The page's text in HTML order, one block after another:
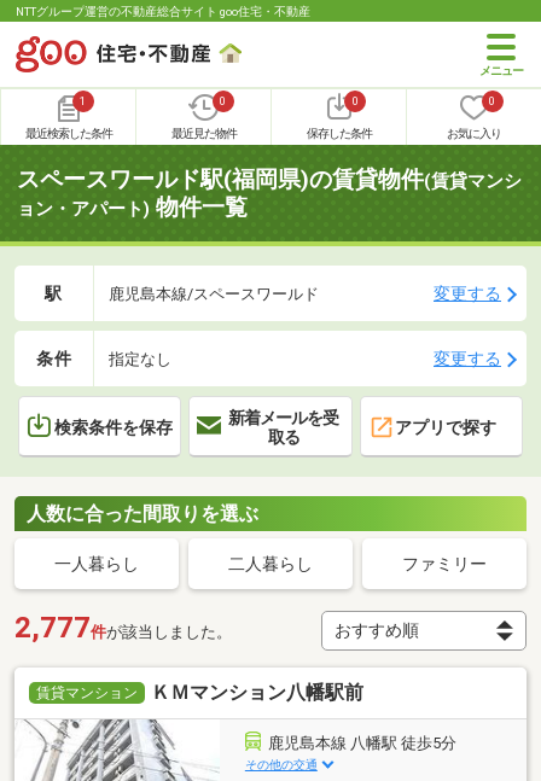
NTTグループ運営の不動産総合サイト goo住宅・不動産
1
最近検索した条件
0
最近見た物件
0
保存した条件
0
お気に入り
スペースワールド駅(福岡県)の賃貸物件(賃貸マンシ
ョン・アパート) 物件一覧
駅 鹿児島本線/スペースワールド 変更する
条件 指定なし 変更する
検索条件を保存
新着メールを受
取る
アプリで探す
人数に合った間取りを選ぶ
一人暮らし 二人暮らし ファミリー
2,777件が該当しました。
賃貸マンション ＫＭマンション八幡駅前
鹿児島本線 八幡駅 徒歩5分
その他の交通